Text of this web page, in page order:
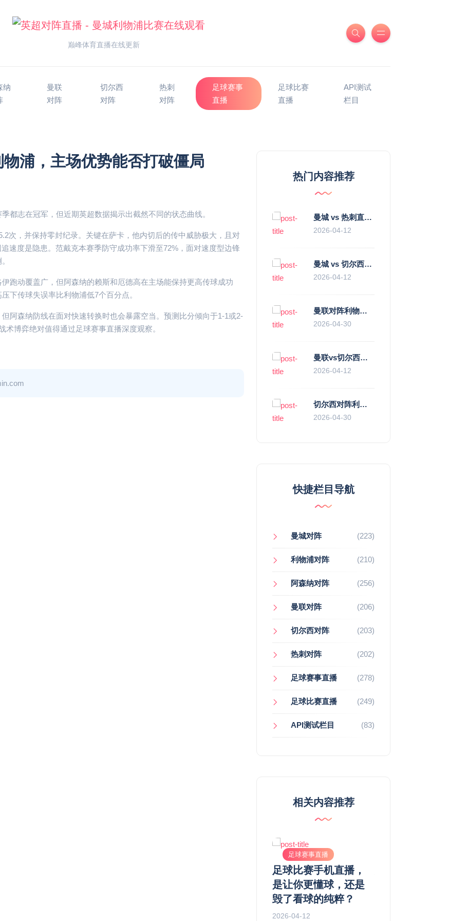
巅峰体育直播在线更新
纳
曼联
对阵
切尔西
对阵
热刺
对阵
足球赛事
直播
足球比赛
直播
API测试
栏目
浦，主场优势能否打破僵局
都志在冠军，但近期英超数据揭示出截然不同的状态曲线。
次，并保持零封纪录。关键在萨卡，他内切后的传中威胁极大，且对
速度是隐患。范戴克本赛季防守成功率下滑至72%，面对速度型边锋
跑动覆盖广，但阿森纳的赖斯和厄德高在主场能保持更高传球成功
下传球失误率比利物浦低7个百分点。
阿森纳防线在面对快速转换时也会暴露空当。预测比分倾向于1-1或2-
博弈绝对值得通过足球赛事直播深度观察。
热门内容推荐
曼城 vs 热刺直播：瓜迪奥拉的“无锋阵”是天才设计还是自废武功？
2026-04-12
曼城 vs 切尔西直播复盘：瓜帅的“伪九”陷阱，如何绞杀蓝军的“三中卫”？
2026-04-12
曼联对阵利物浦，老特拉福德的红色心跳与蓝色暗涌
2026-04-30
曼联vs切尔西直播复盘：滕哈赫的“伪高位”与波切蒂诺的“无锋阵”，谁更拧巴？
2026-04-12
切尔西对阵利物浦，一场蓝红血脉里的恩怨与忠诚
2026-04-30
快捷栏目导航
曼城对阵 (223)
利物浦对阵 (210)
阿森纳对阵 (256)
曼联对阵 (206)
切尔西对阵 (203)
热刺对阵 (202)
足球赛事直播 (278)
足球比赛直播 (249)
API测试栏目 (83)
相关内容推荐
足球赛事直播
足球比赛手机直播，
是让你更懂球，还是
毁了看球的纯粹？
2026-04-12